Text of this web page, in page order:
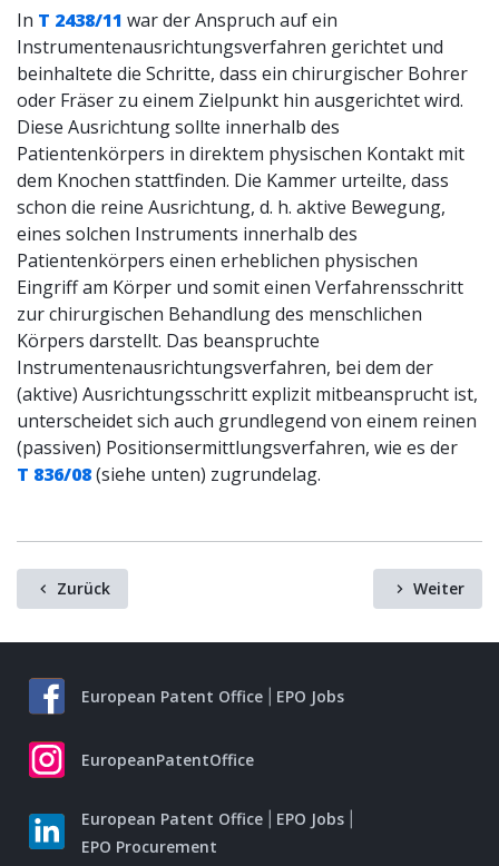
In T 2438/11 war der Anspruch auf ein
Instrumentenausrichtungsverfahren gerichtet und
beinhaltete die Schritte, dass ein chirurgischer Bohrer
oder Fräser zu einem Zielpunkt hin ausgerichtet wird.
Diese Ausrichtung sollte innerhalb des
Patientenkörpers in direktem physischen Kontakt mit
dem Knochen stattfinden. Die Kammer urteilte, dass
schon die reine Ausrichtung, d. h. aktive Bewegung,
eines solchen Instruments innerhalb des
Patientenkörpers einen erheblichen physischen
Eingriff am Körper und somit einen Verfahrensschritt
zur chirurgischen Behandlung des menschlichen
Körpers darstellt. Das beanspruchte
Instrumentenausrichtungsverfahren, bei dem der
(aktive) Ausrichtungsschritt explizit mitbeansprucht ist,
unterscheidet sich auch grundlegend von einem reinen
(passiven) Positionsermittlungsverfahren, wie es der
T 836/08(siehe unten) zugrundelag.
Zurück Weiter
European Patent Office EPO Jobs
EuropeanPatentOffice
European Patent Office
EPO Jobs
EPO Procurement